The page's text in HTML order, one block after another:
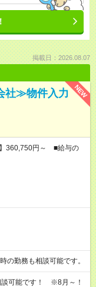
掲載日：2026.08.07
NEW
社≫物件入力
360,750円～ ■給与の
勤務も相談可能です。
可能です！ ※8月～！